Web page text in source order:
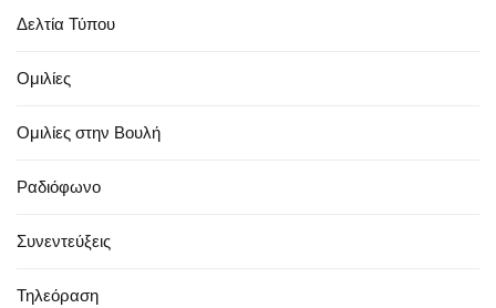
Δελτία Τύπου
Ομιλίες
Ομιλίες στην Βουλή
Ραδιόφωνο
Συνεντεύξεις
Τηλεόραση